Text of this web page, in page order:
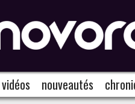
vidéos nouveautés